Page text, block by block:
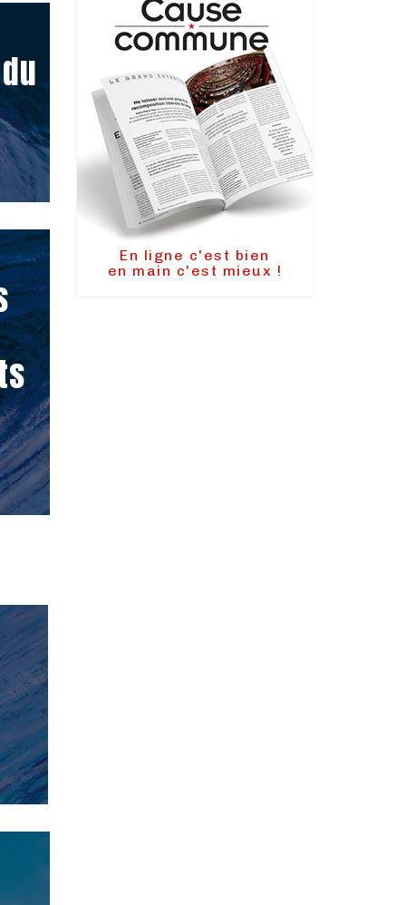
En ligne c'est bien
en main c'est mieux !